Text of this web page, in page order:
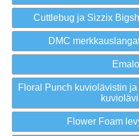
Cuttlebug ja Sizzix
DMC
Floral Punch kuviolävistin
Flower Foam